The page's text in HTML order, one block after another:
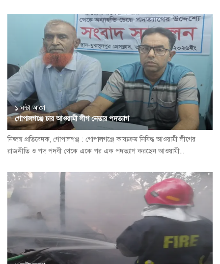
১ ঘন্টা আগে
গোপালগঞ্জে চার আওয়ামী লীগ নেতার পদত্যাগ
নিজস্ব প্রতিবেদক, গোপালগঞ্জ : গোপালগঞ্জে কায্যক্রম নিষিদ্ধ আওয়ামী লীগের
রাজনীতি ও পদ পদবী থেকে একে পর এক পদত্যাগ করছেন আওয়ামী...